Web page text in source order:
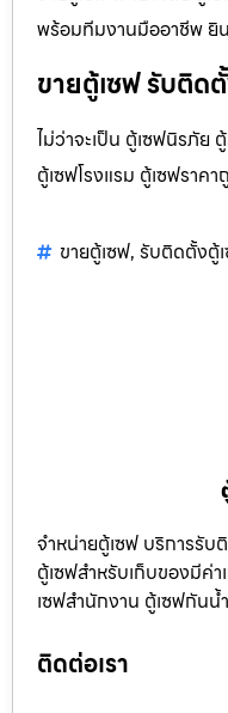
พร้อมทีมงานมืออาชีพ ยิ
ขายตู้เซฟ รับติด
ไม่ว่าจะเป็น ตู้เซฟนิรภั
ตู้เซฟโรงแรม ตู้เซฟราค
ขายตู้เซฟ, รับติดตั้งตู้
จำหน่ายตู้เซฟ บริการรั
ตู้เซฟสำหรับเก็บของมีค่
เซฟสำนักงาน ตู้เซฟกันน้
ติดต่อเรา